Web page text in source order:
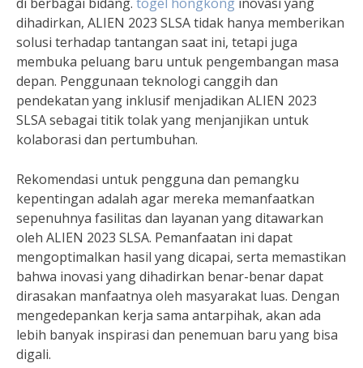
dihadirkan, ALIEN 2023 SLSA tidak hanya memberikan
solusi terhadap tantangan saat ini, tetapi juga
membuka peluang baru untuk pengembangan masa
depan. Penggunaan teknologi canggih dan
pendekatan yang inklusif menjadikan ALIEN 2023
SLSA sebagai titik tolak yang menjanjikan untuk
kolaborasi dan pertumbuhan.
Rekomendasi untuk pengguna dan pemangku
kepentingan adalah agar mereka memanfaatkan
sepenuhnya fasilitas dan layanan yang ditawarkan
oleh ALIEN 2023 SLSA. Pemanfaatan ini dapat
mengoptimalkan hasil yang dicapai, serta memastikan
bahwa inovasi yang dihadirkan benar-benar dapat
dirasakan manfaatnya oleh masyarakat luas. Dengan
mengedepankan kerja sama antarpihak, akan ada
lebih banyak inspirasi dan penemuan baru yang bisa
digali.